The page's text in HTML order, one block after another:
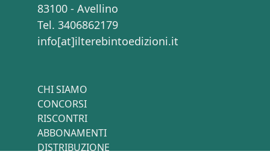
83100 - Avellino
Tel. 3406862179
info[at]ilterebintoedizioni.it
CHI SIAMO
CONCORSI
RISCONTRI
ABBONAMENTI
DISTRIBUZIONE